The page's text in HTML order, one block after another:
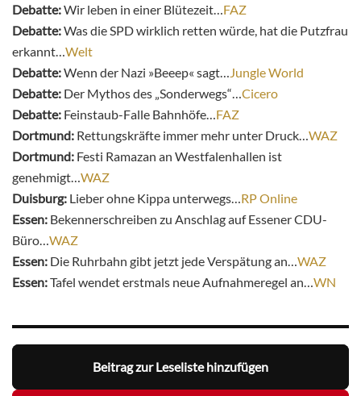
Debatte:Wir leben in einer Blütezeit…FAZ
Debatte:Was die SPD wirklich retten würde, hat die Putzfrau
erkannt…Welt
Debatte:Wenn der Nazi »Beeep« sagt…Jungle World
Debatte: Der Mythos des „Sonderwegs“…Cicero
Debatte: Feinstaub-Falle Bahnhöfe…FAZ
Dortmund: Rettungskräfte immer mehr unter Druck…WAZ
Dortmund: Festi Ramazan an Westfalenhallen ist
genehmigt…WAZ
Duisburg: Lieber ohne Kippa unterwegs…RP Online
Essen: Bekennerschreiben zu Anschlag auf Essener CDU-
Büro…WAZ
Essen: Die Ruhrbahn gibt jetzt jede Verspätung an…WAZ
Essen:Tafel wendet erstmals neue Aufnahmeregel an…WN
Beitrag zur Leseliste hinzufügen